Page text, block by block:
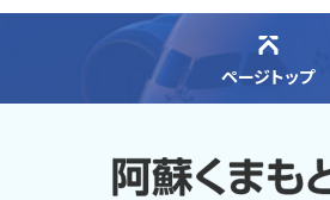
ページトップ